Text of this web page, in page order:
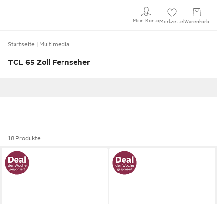
Mein KontoMerkzettel Warenkorb
Startseite Multimedia
TCL 65 Zoll Fernseher
18 Produkte